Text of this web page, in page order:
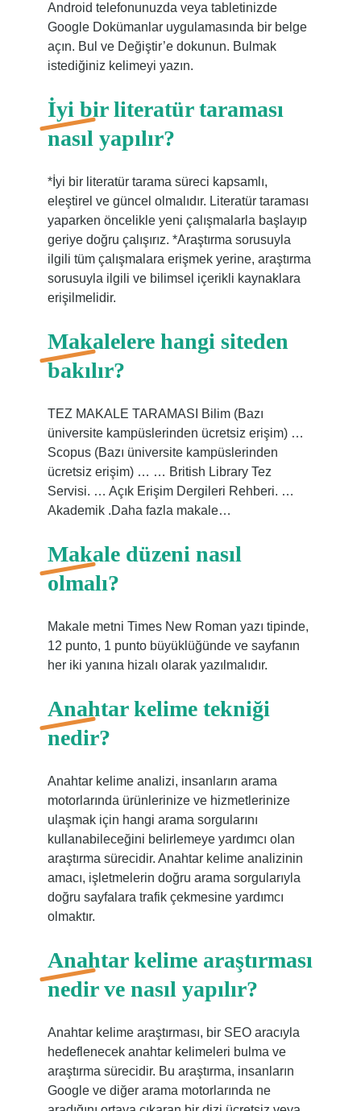
Android telefonunuzda veya tabletinizde
Google Dokümanlar uygulamasında bir belge
açın. Bul ve Değiştir’e dokunun. Bulmak
istediğiniz kelimeyi yazın.
İyi bir literatür taraması
nasıl yapılır?
*İyi bir literatür tarama süreci kapsamlı,
eleştirel ve güncel olmalıdır. Literatür taraması
yaparken öncelikle yeni çalışmalarla başlayıp
geriye doğru çalışırız. *Araştırma sorusuyla
ilgili tüm çalışmalara erişmek yerine, araştırma
sorusuyla ilgili ve bilimsel içerikli kaynaklara
erişilmelidir.
Makalelere hangi siteden
bakılır?
TEZ MAKALE TARAMASI Bilim (Bazı
üniversite kampüslerinden ücretsiz erişim) …
Scopus (Bazı üniversite kampüslerinden
ücretsiz erişim) … … British Library Tez
Servisi. … Açık Erişim Dergileri Rehberi. …
Akademik .Daha fazla makale…
Makale düzeni nasıl
olmalı?
Makale metni Times New Roman yazı tipinde,
12 punto, 1 punto büyüklüğünde ve sayfanın
her iki yanına hizalı olarak yazılmalıdır.
Anahtar kelime tekniği
nedir?
Anahtar kelime analizi, insanların arama
motorlarında ürünlerinize ve hizmetlerinize
ulaşmak için hangi arama sorgularını
kullanabileceğini belirlemeye yardımcı olan
araştırma sürecidir. Anahtar kelime analizinin
amacı, işletmelerin doğru arama sorgularıyla
doğru sayfalara trafik çekmesine yardımcı
olmaktır.
Anahtar kelime araştırması
nedir ve nasıl yapılır?
Anahtar kelime araştırması, bir SEO aracıyla
hedeflenecek anahtar kelimeleri bulma ve
araştırma sürecidir. Bu araştırma, insanların
Google ve diğer arama motorlarında ne